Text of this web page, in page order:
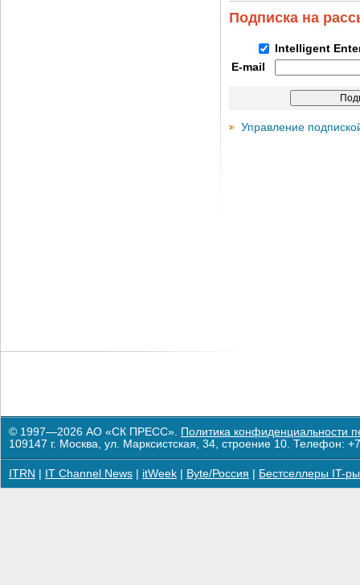
Подписка на
Intelligent
E-mail
Управление
© 1997—2026 АО «СК ПРЕСС». Политика конфиденциальности
109147 г. Москва, ул. Марксистская, 34, строение 10. Телефон:
ITRN IT Channel News itWeek Byte/Россия Бестселлеры IT-